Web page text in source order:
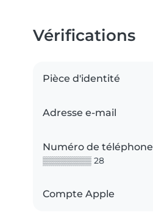
Vérifications
Pièce d'identité
Adresse e-mail
Numéro de téléphone
▒▒▒▒▒▒▒▒ 28
Compte Apple